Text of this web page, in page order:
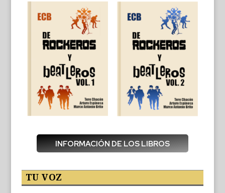
INFORMACIÓN DE LOS LIBROS
TU VOZ